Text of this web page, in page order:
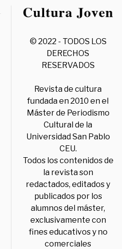
© 2022 - TODOS LOS
DERECHOS
RESERVADOS
Revista de cultura
fundada en 2010 en el
Máster de Periodismo
Cultural de la
Universidad San Pablo
CEU.
Todos los contenidos de
la revista son
redactados, editados y
publicados por los
alumnos del máster,
exclusivamente con
fines educativos y no
comerciales